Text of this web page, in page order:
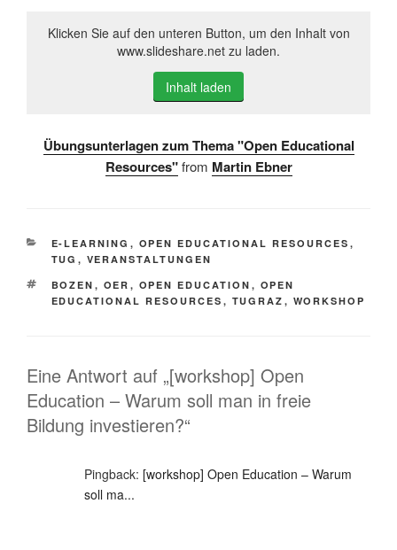
Klicken Sie auf den unteren Button, um den Inhalt von
www.slideshare.net zu laden.
Inhalt laden
Übungsunterlagen zum Thema "Open Educational
Resources" from Martin Ebner
KATEGORIEN
E-LEARNING , OPEN EDUCATIONAL RESOURCES ,
TUG , VERANSTALTUNGEN
SCHLAGWÖRTER
BOZEN , OER , OPEN EDUCATION , OPEN
EDUCATIONAL RESOURCES , TUGRAZ , WORKSHOP
Eine Antwort auf „[workshop] Open
Education – Warum soll man in freie
Bildung investieren?“
Pingback: [workshop] Open Education – Warum
soll ma...